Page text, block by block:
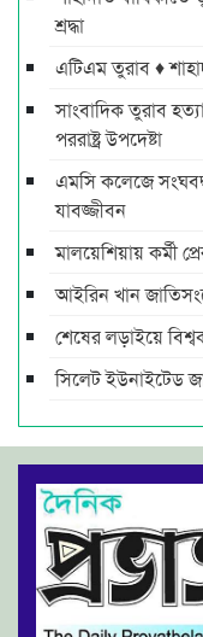
শ্রদ্ধা
এটিএম তুরাব ♦
সাংবাদিক তুরাব
পররাষ্ট্র উপদেষ্টা
এমসি কলেজে
যাবজ্জীবন
মালয়েশিয়ায় কর্মী
আইরিন খান
শেষের লড়াইয়ে
সিলেট ইউনাইটেড